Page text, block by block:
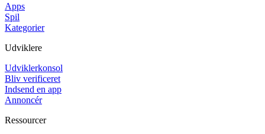
Apps
Spil
Kategorier
Udviklere
Udviklerkonsol
Bliv verificeret
Indsend en app
Annoncér
Ressourcer